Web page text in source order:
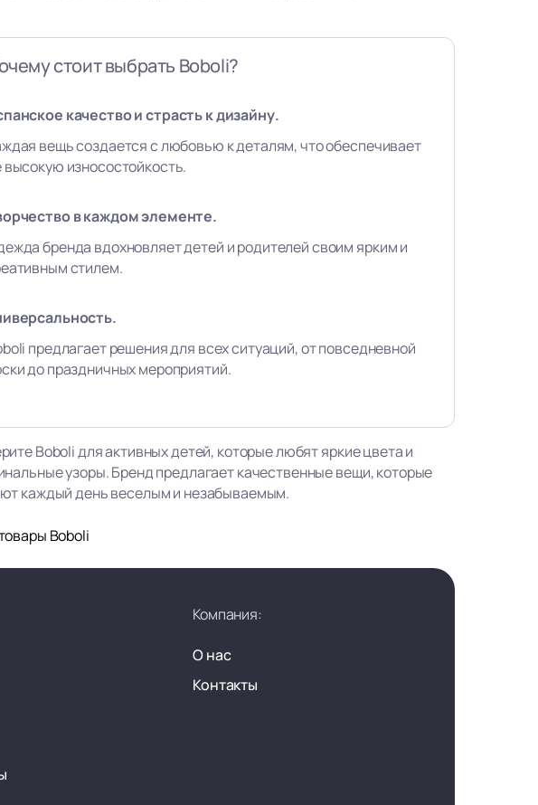
стоит выбрать Boboli?
качество и страсть к дизайну.
вещь создается с любовью к деталям, что обеспечивает
высокую износостойкость.
в каждом элементе.
бренда вдохновляет детей и родителей своим ярким и
стилем.
предлагает решения для всех ситуаций, от повседневной
до праздничных мероприятий.
Boboli для активных детей, которые любят яркие цвета и
узоры. Бренд предлагает качественные вещи, которые
каждый день веселым и незабываемым.
Boboli
Компания:
О нас
Контакты